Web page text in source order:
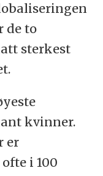
de to
sterkest
kvinner.
er
i 100